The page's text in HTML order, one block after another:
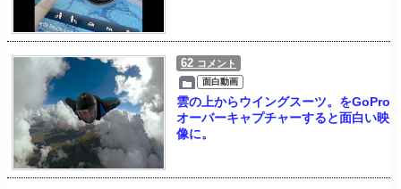
62 コメント
面白動画
雲の上からウイングスーツ。をGoPro
オーバーキャプチャーすると面白い映
像に。